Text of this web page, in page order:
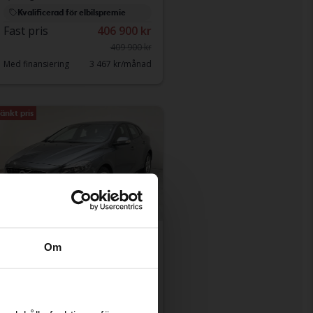
Om
Kvalificerad för elbilspremie
Fast pris 406 900 kr
409 900 kr
Med finansiering
3 467 kr/månad
pris
Kungälv (Ellesbo)